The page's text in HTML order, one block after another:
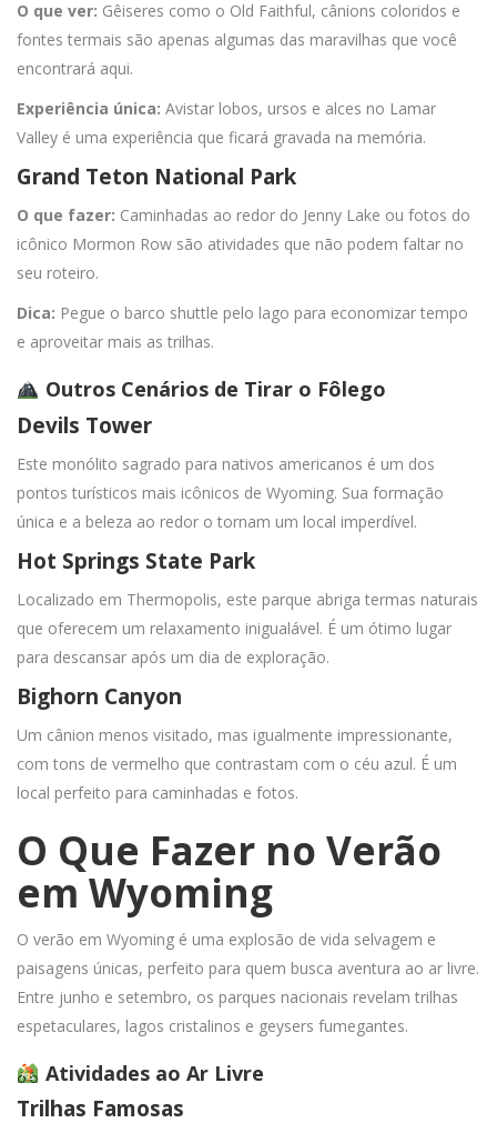
O que ver: Gêiseres como o Old Faithful, cânions coloridos e
fontes termais são apenas algumas das maravilhas que você
encontrará aqui.
Experiência única: Avistar lobos, ursos e alces no Lamar
Valley é uma experiência que ficará gravada na memória.
Grand Teton National Park
O que fazer: Caminhadas ao redor do Jenny Lake ou fotos do
icônico Mormon Row são atividades que não podem faltar no
seu roteiro.
Dica: Pegue o barco shuttle pelo lago para economizar tempo
e aproveitar mais as trilhas.
Outros Cenários de Tirar o Fôlego
Devils Tower
Este monólito sagrado para nativos americanos é um dos
pontos turísticos mais icônicos de Wyoming. Sua formação
única e a beleza ao redor o tornam um local imperdível.
Hot Springs State Park
Localizado em Thermopolis, este parque abriga termas naturais
que oferecem um relaxamento inigualável. É um ótimo lugar
para descansar após um dia de exploração.
Bighorn Canyon
Um cânion menos visitado, mas igualmente impressionante,
com tons de vermelho que contrastam com o céu azul. É um
local perfeito para caminhadas e fotos.
O Que Fazer no Verão
em Wyoming
O verão em Wyoming é uma explosão de vida selvagem e
paisagens únicas, perfeito para quem busca aventura ao ar livre.
Entre junho e setembro, os parques nacionais revelam trilhas
espetaculares, lagos cristalinos e geysers fumegantes.
Atividades ao Ar Livre
Trilhas Famosas